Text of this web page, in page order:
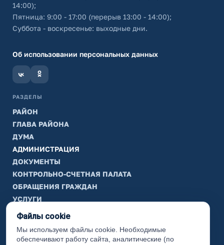
14:00);
Пятница: 9:00 - 17:00 (перерыв 13:00 - 14:00);
Суббота - воскресенье: выходные дни.
Об использовании персональных данных
РАЗДЕЛЫ
РАЙОН
ГЛАВА РАЙОНА
ДУМА
АДМИНИСТРАЦИЯ
ДОКУМЕНТЫ
КОНТРОЛЬНО-СЧЕТНАЯ ПАЛАТА
ОБРАЩЕНИЯ ГРАЖДАН
УСЛУГИ
ТИК
ИНФОРМАЦИЯ
Файлы cookie
Мы используем файлы cookie. Необходимые
обеспечивают работу сайта, аналитические (по